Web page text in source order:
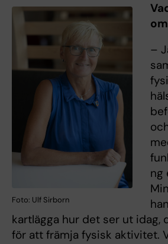
Foto: Ulf Sirborn
–
ng
kartlägga hur det ser ut idag,
för att främja fysisk aktivitet.